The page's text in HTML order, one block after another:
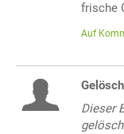
frische
Auf
Dieser